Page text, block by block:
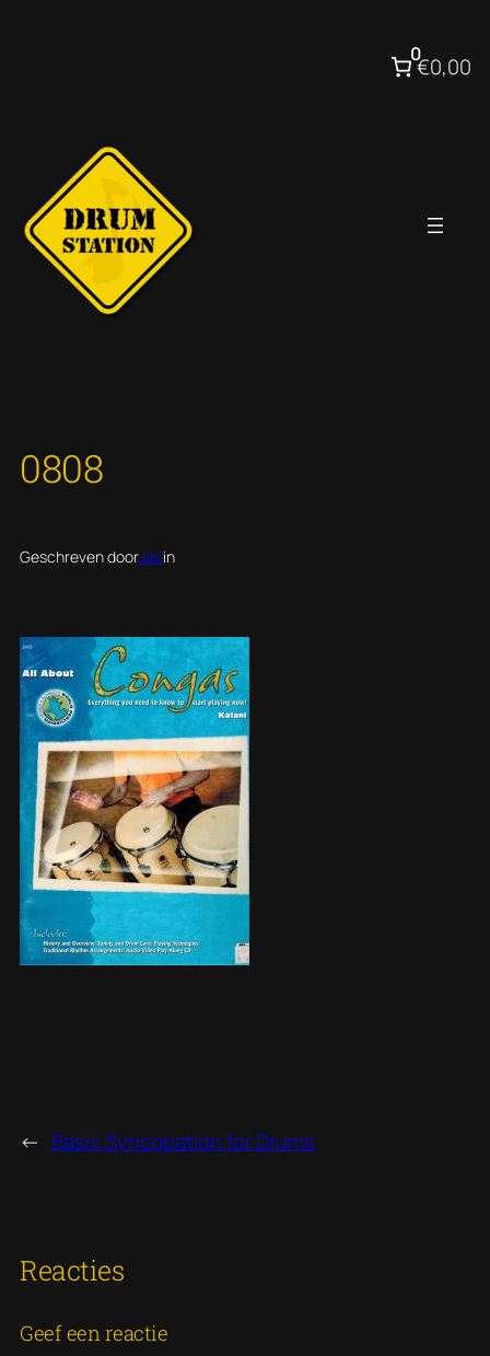
0€0,00
0808
Geschreven doorJanin
← Basix Syncopation for Drums
Reacties
Geef een reactie